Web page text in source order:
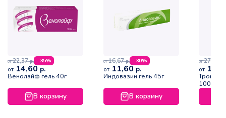
от 22,37р. - 35%
от 14,60 р.
Венолайф гель 40г
В корзину
от 16,67р. - 30%
от 11,60 р.
Индовазин гель 45г
В корзину
от 27,79
от
100г